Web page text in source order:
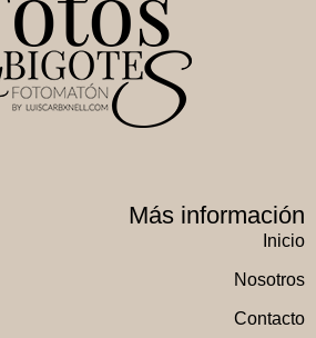
Más información
Inicio
Nosotros
Contacto